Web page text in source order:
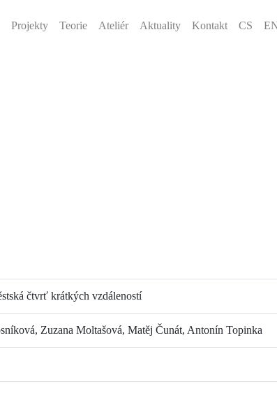
Projekty Teorie Ateliér Aktuality Kontakt CS
čtvrť krátkých vzdáleností
Zuzana Moltašová, Matěj Čunát, Antonín Topinka